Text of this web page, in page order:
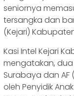
seniornya
tersangka dan
(Kejari)
Kasi Intel Kejari
mengatakan, dua
Surabaya dan AF
oleh Penyidik